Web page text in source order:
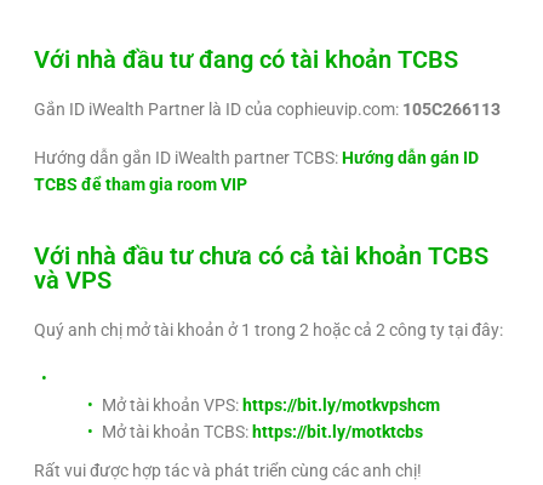
Với nhà đầu tư đang có tài khoản TCBS
Gắn ID iWealth Partner là ID của cophieuvip.com: 105C266113
Hướng dẫn gắn ID iWealth partner TCBS:Hướng dẫn gán ID
TCBS để tham gia room VIP
Với nhà đầu tư chưa có cả tài khoản TCBS
và VPS
Quý anh chị mở tài khoản ở 1 trong 2 hoặc cả 2 công ty tại đây:
Mở tài khoản VPS: https://bit.ly/motkvpshcm
Mở tài khoản TCBS: https://bit.ly/motktcbs
Rất vui được hợp tác và phát triển cùng các anh chị!